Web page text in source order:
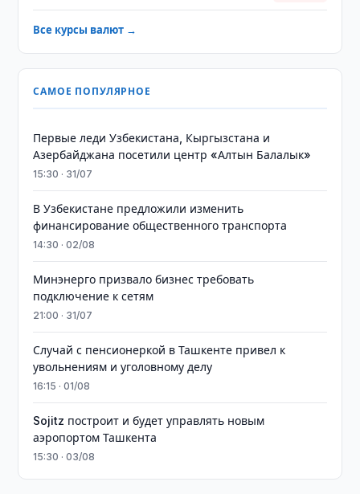
Все курсы валют →
САМОЕ ПОПУЛЯРНОЕ
Первые леди Узбекистана, Кыргызстана и
Азербайджана посетили центр «Алтын Балалык»
15:30 · 31/07
В Узбекистане предложили изменить
финансирование общественного транспорта
14:30 · 02/08
Минэнерго призвало бизнес требовать
подключение к сетям
21:00 · 31/07
Случай с пенсионеркой в Ташкенте привел к
увольнениям и уголовному делу
16:15 · 01/08
Sojitz построит и будет управлять новым
аэропортом Ташкента
15:30 · 03/08